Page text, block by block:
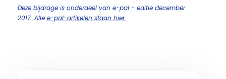
Deze bijdrage is onderdeel van e-pal - editie december
2017. Alle e-pal-artikelen staan hier.